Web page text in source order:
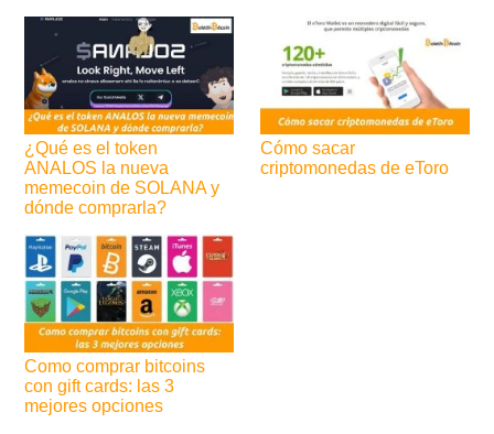
¿Qué es el token
ANALOS la nueva
memecoin de SOLANA y
dónde comprarla?
Cómo sacar
criptomonedas de eToro
Como comprar bitcoins
con gift cards: las 3
mejores opciones